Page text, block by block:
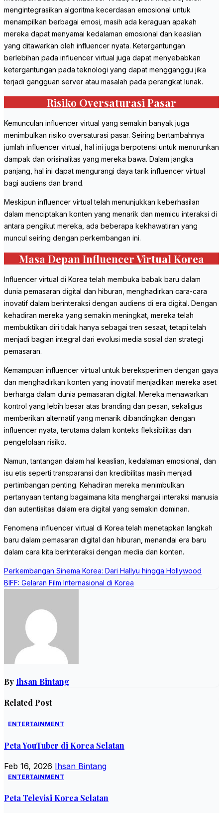
mengintegrasikan algoritma kecerdasan emosional untuk
menampilkan berbagai emosi, masih ada keraguan apakah
mereka dapat menyamai kedalaman emosional dan keaslian
yang ditawarkan oleh influencer nyata. Ketergantungan
berlebihan pada influencer virtual juga dapat menyebabkan
ketergantungan pada teknologi yang dapat mengganggu jika
terjadi gangguan server atau masalah pada perangkat lunak.
Risiko Oversaturasi Pasar
Kemunculan influencer virtual yang semakin banyak juga
menimbulkan risiko oversaturasi pasar. Seiring bertambahnya
jumlah influencer virtual, hal ini juga berpotensi untuk menurunkan
dampak dan orisinalitas yang mereka bawa. Dalam jangka
panjang, hal ini dapat mengurangi daya tarik influencer virtual
bagi audiens dan brand.
Meskipun influencer virtual telah menunjukkan keberhasilan
dalam menciptakan konten yang menarik dan memicu interaksi di
antara pengikut mereka, ada beberapa kekhawatiran yang
muncul seiring dengan perkembangan ini.
Masa Depan Influencer Virtual Korea
Influencer virtual di Korea telah membuka babak baru dalam
dunia pemasaran digital dan hiburan, menghadirkan cara-cara
inovatif dalam berinteraksi dengan audiens di era digital. Dengan
kehadiran mereka yang semakin meningkat, mereka telah
membuktikan diri tidak hanya sebagai tren sesaat, tetapi telah
menjadi bagian integral dari evolusi media sosial dan strategi
pemasaran.
Kemampuan influencer virtual untuk bereksperimen dengan gaya
dan menghadirkan konten yang inovatif menjadikan mereka aset
berharga dalam dunia pemasaran digital. Mereka menawarkan
kontrol yang lebih besar atas branding dan pesan, sekaligus
memberikan alternatif yang menarik dibandingkan dengan
influencer nyata, terutama dalam konteks fleksibilitas dan
pengelolaan risiko.
Namun, tantangan dalam hal keaslian, kedalaman emosional, dan
isu etis seperti transparansi dan kredibilitas masih menjadi
pertimbangan penting. Kehadiran mereka menimbulkan
pertanyaan tentang bagaimana kita menghargai interaksi manusia
dan autentisitas dalam era digital yang semakin dominan.
Fenomena influencer virtual di Korea telah menetapkan langkah
baru dalam pemasaran digital dan hiburan, menandai era baru
dalam cara kita berinteraksi dengan media dan konten.
Post
navigation
Perkembangan Sinema Korea: Dari Hallyu hingga Hollywood
BlFF: Gelaran Film Internasional di Korea
By Ihsan Bintang
Related Post
ENTERTAINMENT
Peta YouTuber di Korea Selatan
Feb 16, 2026 Ihsan Bintang
ENTERTAINMENT
Peta Televisi Korea Selatan